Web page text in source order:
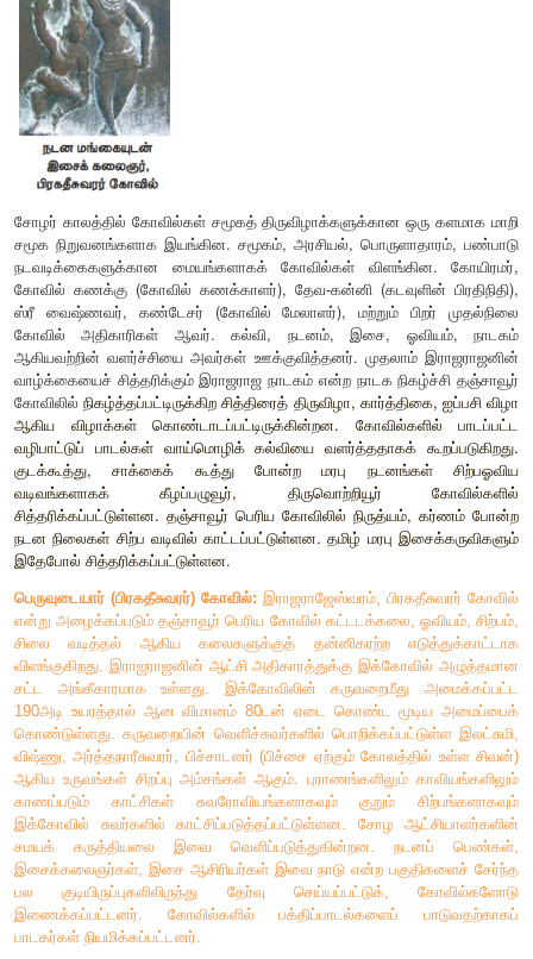
நிர்வகிக்கும் பொறுப்புகள் கோவில்களுக்கு வழங்கப்பட்டன.
ஆகிய வடிவங்களில் ஊதியமில்லா உழைப்பு செயல்படுத்தப்பட்டது.
4.சமூகமும் அதன் கட்டமைப்பும்
சோழர் காலச் சமூகம் பெருமளவில் வேளாண்மையைச்
வைத்திருப்பது சமூக மதிப்பையும் அதிகாரப் படிநிலையையும்
முக்கியக் காரணியாக விளங்கியது. பிரம்மதேய
நிலையில் இருந்த நில உடமையாளர்கள் ‘பிரம்மதேய –
அழைக்கப்பட்டனர். இவர்களுக்கு நில வரியில் இருந்து விலக்கு
இதைத் தொடர்ந்து அங்கிருந்த உள்ளூர் விவசாயிகள்
செய்து இடம்பெயரச் செய்யப்பட்டனர். நிலக்கொடை
‘தேவதானம்’ என்று அழைக்கப்பட்டன. இவற்றுக்கும்
வரிவிலக்கு வழங்கப்பட்டன. இக்காலகட்டத்தில்
செயல்பாடுகளின் இணைப்பு மையமாக மாறியிருந்தன.
சமூகப்படிநிலையின் அடுத்த இடத்தில் வேளாண்வகை
நில உடமையாளர்கள் இடம் பெற்றனர். இவர்களின் நிலங்களிலும்
நிலங்களிலும் ‘உழுகுடி’ என்ற குத்தகைதாரர்கள்
மேற்கொண்டனர். இவர்களுக்குச் சொந்தமாக நிலங்கள்
உடமையாளர்கள் விளைச்சலில் மேல் வாரத்தையும் (அதிக
கீழ்வாரத்தையும் (குறைவான பங்கு) எடுத்துக்கொண்டனர்.
அடிமட்டத்தில் உழைப்பாளிகளும் (பணிசெய் மக்கள்) அடிமைகளும்
இந்த வேளாண் சமூகத்துக்கு வெளியே ஆயுதம்
கைவினைஞர்களும் வணிகர்களும் இருந்தனர்,
குறிப்பிடத்தக்க அளவில் இருந்திருக்கக்கூடிய கால்நடை
சில ஆவணங்கள் கூறுகின்றன. அக்காலத்தில் பழங்குடிகளும்,
மக்களும் இருந்துள்ளனர். ஆனால், அவர்கள் குறித்து
குறைவானதாகும்.
மதம்
சிவன், விஷ்ணு முதலான புராணக் கடவுளர்கள் சோழர்